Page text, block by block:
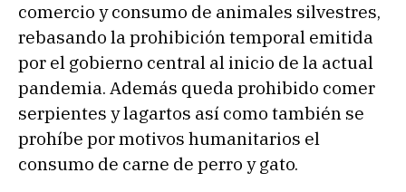
comercio y consumo de animales silvestres,
rebasando la prohibición temporal emitida
por el gobierno central al inicio de la actual
pandemia. Además queda prohibido comer
serpientes y lagartos así como también se
prohíbe por motivos humanitarios el
consumo de carne de perro y gato.